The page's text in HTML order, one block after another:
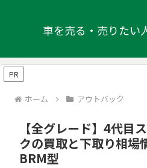
車を売る・売りたい
PR
ホーム アウトバック
【全グレード】4代目
クの買取と下取り相場
BRM型